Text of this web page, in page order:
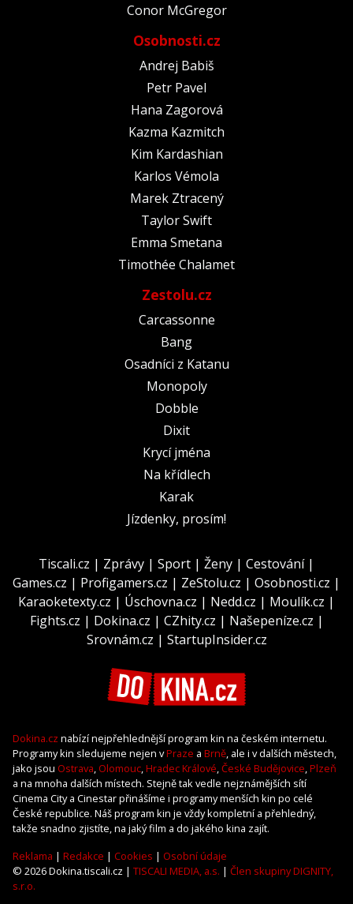
Conor McGregor
Osobnosti.cz
Andrej Babiš
Petr Pavel
Hana Zagorová
Kazma Kazmitch
Kim Kardashian
Karlos Vémola
Marek Ztracený
Taylor Swift
Emma Smetana
Timothée Chalamet
Zestolu.cz
Carcassonne
Bang
Osadníci z Katanu
Monopoly
Dobble
Dixit
Krycí jména
Na křídlech
Karak
Jízdenky, prosím!
Tiscali.cz | Zprávy | Sport | Ženy | Cestování|
Games.cz | Profigamers.cz | ZeStolu.cz | Osobnosti.cz |
Karaoketexty.cz | Úschovna.cz | Nedd.cz | Moulík.cz |
Fights.cz | Dokina.cz | CZhity.cz | Našepeníze.cz |
Srovnám.cz | StartupInsider.cz
Dokina.cz nabízí nejpřehlednější program kin na českém internetu.
Programy kin sledujeme nejen vPraze a Brně, ale i v dalších městech,
jako jsou Ostrava, Olomouc,Hradec Králové,České Budějovice,Plzeň
a na mnoha dalších místech. Stejně tak vedle nejznámějších sítí
Cinema City a Cinestar přinášíme i programy menších kin po celé
České republice. Náš program kin je vždy kompletní a přehledný,
takže snadno zjistíte, na jaký film a do jakého kina zajít.
Reklama | Redakce | Cookies | Osobní údaje
© 2026 Dokina.tiscali.cz | TISCALI MEDIA, a.s. | Člen skupiny DIGNITY,
s.r.o.